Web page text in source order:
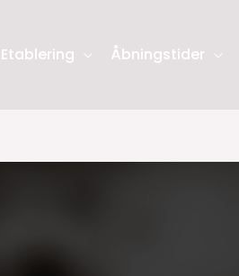
Etablering Åbningstider